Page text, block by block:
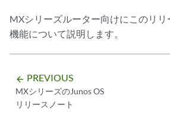
MXシリーズルーター向けにこのリ
機能について説明します。
arrow_backward PREVIOUS
MXシリーズのJunos OS
リリースノート